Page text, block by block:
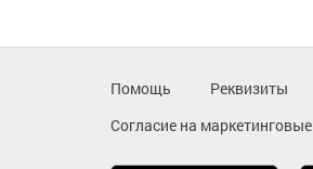
Помощь Реквизиты
Согласие на